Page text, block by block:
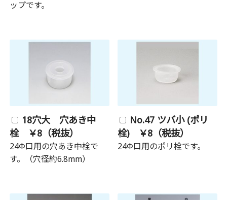
ップです。
18穴大 穴あき中
栓 ￥8（税抜）
24Φ口用の穴あき中栓で
す。（穴径約6.8mm）
No.47 ツバ小 (ポリ
栓) ￥8（税抜）
24Φ口用のポリ栓です。